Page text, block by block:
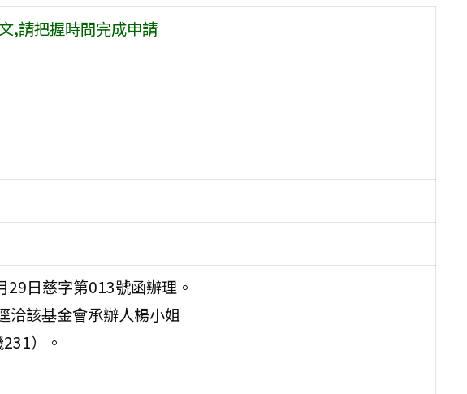
,請把握時間完成申請
日慈字第013號函辦理。
洽該基金會承辦人楊小姐
）。